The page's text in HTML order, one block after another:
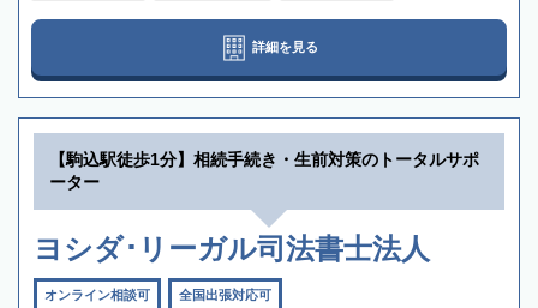
詳細を見る
【駒込駅徒歩1分】相続手続き・生前対策のトータルサポ
ーター
ヨシダ･リーガル司法書士法人
オンライン相談可 全国出張対応可